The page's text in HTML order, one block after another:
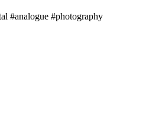
#analogue #photography